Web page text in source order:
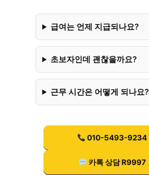
급여는 언제 지급되나요?
초보자인데 괜찮을까요?
근무 시간은 어떻게 되나요?
010-5493-9234
카톡 상담 R9997